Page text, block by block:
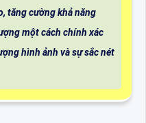
tăng cường khả năng
một cách chính xác
hình ảnh và sự sắc nét